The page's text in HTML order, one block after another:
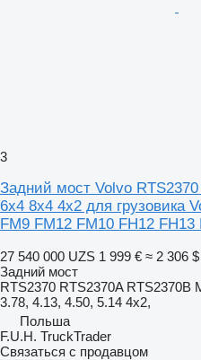
3
Задний мост Volvo
6x4 8x4 4x2 для грузовика
FM9 FM12 FM10 FH12
27 540 000 UZS 1 999 € ≈ 2 306 $
Задний мост
RTS2370 RTS2370A RTS2370B
3.78, 4.13, 4.50, 5.14 4x2,
Польша
F.U.H. TruckTrader
Связаться с продавцом